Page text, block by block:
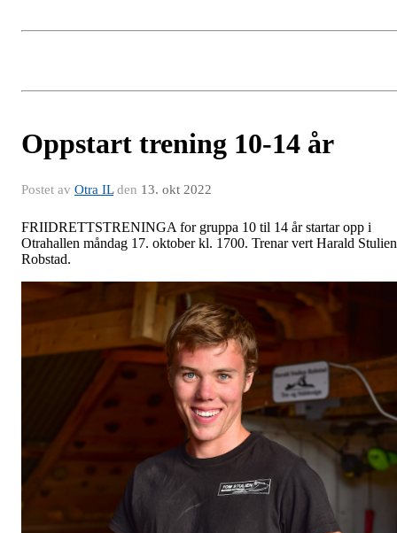
Oppstart trening 10-14 år
Postet av Otra ILden 13. okt 2022
FRIIDRETTSTRENINGA for gruppa 10 til 14 år startar opp i
Otrahallen måndag 17. oktober kl. 1700. Trenar vert Harald Stulien
Robstad.